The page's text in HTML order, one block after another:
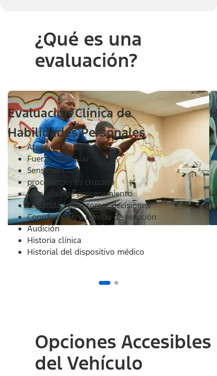
¿Qué es una
evaluación?
Evaluación Clínica de
Habilidades Personales
Atención visual
Fuerza muscular
Sensación
procesamiento cruzado
velocidad de procesamiento
Capacidad para tomar decisiones
Coordinación y tiempo de reacción
Audición
Historia clínica
Historial del dispositivo médico
Opciones Accesibles
del Vehículo